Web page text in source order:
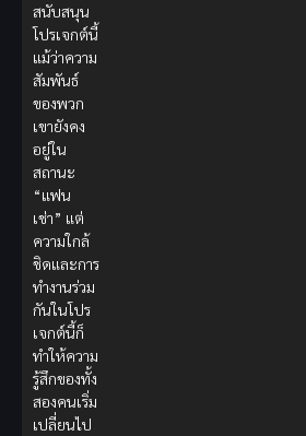
สนับสนุน
โปรเจกต์นี้
แม้ว่าความ
สัมพันธ์
ของพวก
เขายังคง
อยู่ใน
สถานะ
“แฟน
เช่า” แต่
ความใกล้
ชิดและการ
ทำงานร่วม
กันในโปร
เจกต์นี้ก็
ทำให้ความ
รู้สึกของทั้ง
สองคนเริ่ม
เปลี่ยนไป